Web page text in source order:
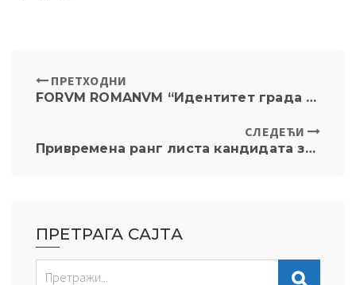
ПРЕТХОДНИ
FORVM ROMANVM “Идентитет града Београда у XIX и XX веку (варош, град, престоница)” др Небојша Јовановић, историчар петак, 8. новембар 2024, у 19:00 у амф. VI и онлајн
СЛЕДЕЋИ
Привремена ранг листа кандидата за упис на мастер академске студије, студијски програм Право у школској 2024/2025. години – трећи уписни рок
ПРЕТРАГА САЈТА